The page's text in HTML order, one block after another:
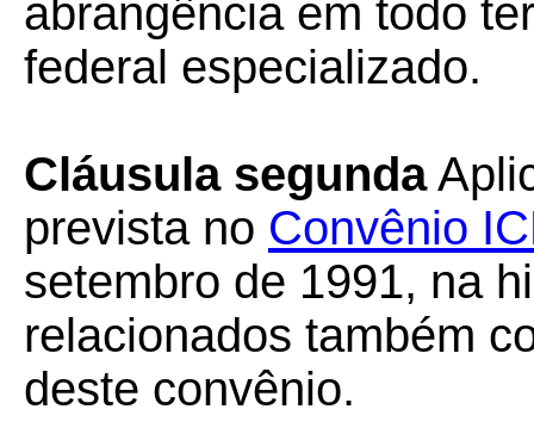
abrangência em todo
federal especializado.
Cláusula segunda
prevista no Convênio
setembro de 1991, na
relacionados também
deste convênio.